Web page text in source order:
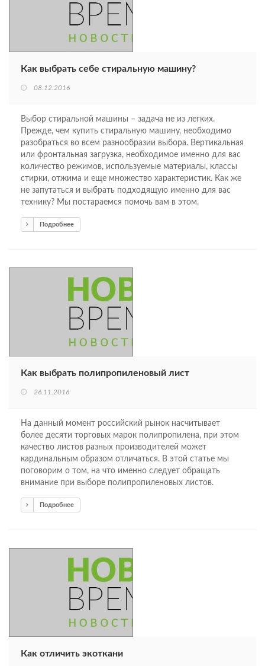
Как выбрать себе стиральную машину?
08.12.2016
Выбор стиральной машины – задача не из легких.
Прежде, чем купить стиральную машину, необходимо
разобраться во всем разнообразии выбора. Вертикальная
или фронтальная загрузка, необходимое именно для вас
количество режимов, используемые материалы, классы
стирки, отжима и еще множество характеристик. Как же
не запутаться и выбрать подходящую именно для вас
технику? Мы постараемся помочь вам в этом.
Подробнее
Как выбрать полипропиленовый лист
26.11.2016
На данный момент российский рынок насчитывает
более десяти торговых марок полипропилена, при этом
качество листов разных производителей может
кардинальным образом отличаться. В этой статье мы
поговорим о том, на что именно следует обращать
внимание при выборе полипропиленовых листов.
Подробнее
Как отличить экоткани